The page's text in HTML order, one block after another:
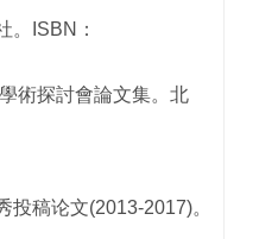
ISBN：
術探討會論文集。北
稿论文(2013-2017)。